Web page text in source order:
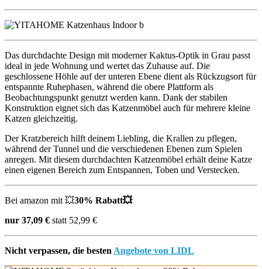
Das durchdachte Design mit moderner Kaktus-Optik in Grau passt
ideal in jede Wohnung und wertet das Zuhause auf. Die
geschlossene Höhle auf der unteren Ebene dient als Rückzugsort für
entspannte Ruhephasen, während die obere Plattform als
Beobachtungspunkt genutzt werden kann. Dank der stabilen
Konstruktion eignet sich das Katzenmöbel auch für mehrere kleine
Katzen gleichzeitig.
Der Kratzbereich hilft deinem Liebling, die Krallen zu pflegen,
während der Tunnel und die verschiedenen Ebenen zum Spielen
anregen. Mit diesem durchdachten Katzenmöbel erhält deine Katze
einen eigenen Bereich zum Entspannen, Toben und Verstecken.
Bei amazon mit 💥30% Rabatt💥
nur 37,09 € statt 52,99 €
Nicht verpassen, die besten Angebote von LIDL